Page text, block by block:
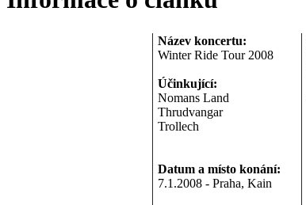
Název koncertu:
Winter Ride Tour 2008
Účinkující:
Nomans Land
Thrudvangar
Trollech
Datum a místo konání:
7.1.2008 - Praha, Kain